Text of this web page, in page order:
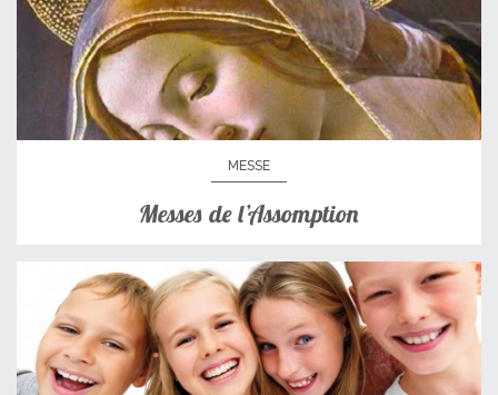
MESSE
Messes de l’Assomption